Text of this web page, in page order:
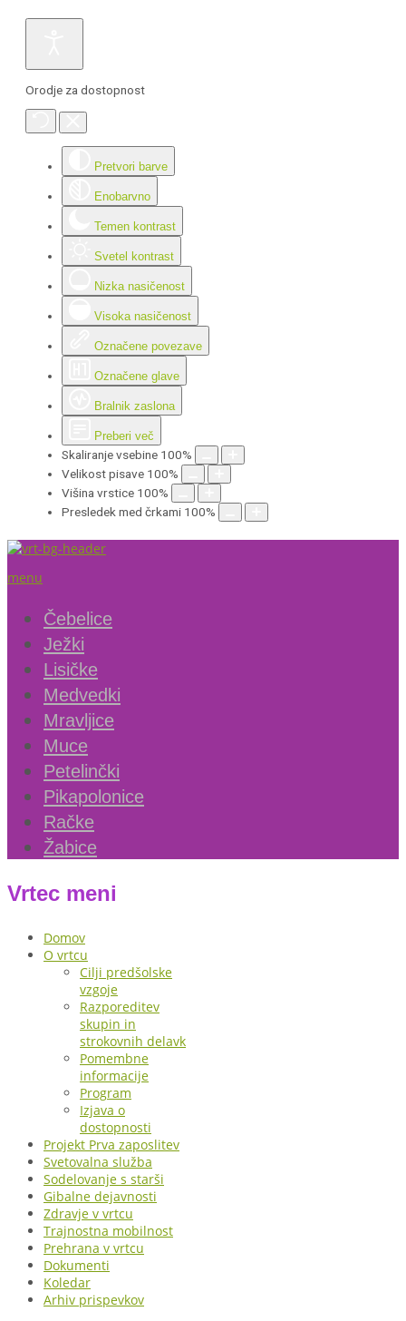
Orodje za dostopnost
Pretvori barve
Enobarvno
Temen kontrast
Svetel kontrast
Nizka nasičenost
Visoka nasičenost
Označene povezave
Označene glave
Bralnik zaslona
Preberi več
Skaliranje vsebine 100%
Velikost pisave 100%
Višina vrstice 100%
Presledek med črkami 100%
menu
Čebelice
Ježki
Lisičke
Medvedki
Mravljice
Muce
Petelinčki
Pikapolonice
Račke
Žabice
Vrtec meni
Domov
O vrtcu
Cilji predšolske
vzgoje
Razporeditev
skupin in
strokovnih delavk
Pomembne
informacije
Program
Izjava o
dostopnosti
Projekt Prva zaposlitev
Svetovalna služba
Sodelovanje s starši
Gibalne dejavnosti
Zdravje v vrtcu
Trajnostna mobilnost
Prehrana v vrtcu
Dokumenti
Koledar
Arhiv prispevkov